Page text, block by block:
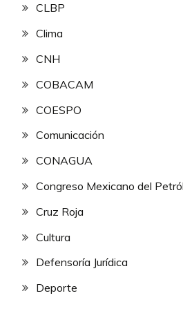
CLBP
Clima
CNH
COBACAM
COESPO
Comunicación
CONAGUA
Congreso Mexicano del
Cruz Roja
Cultura
Defensoría Jurídica
Deporte